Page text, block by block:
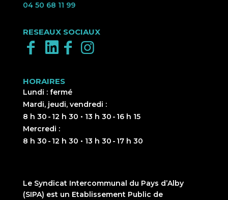
04 50 68 11 99
RESEAUX SOCIAUX
HORAIRES
Lundi : fermé
Mardi, jeudi, vendredi :
8 h 30 - 12 h 30 • 13 h 30 - 16 h 15
Mercredi :
8 h 30 - 12 h 30 • 13 h 30 - 17 h 30
Le Syndicat Intercommunal du Pays d’Alby
(SIPA) est un Etablissement Public de